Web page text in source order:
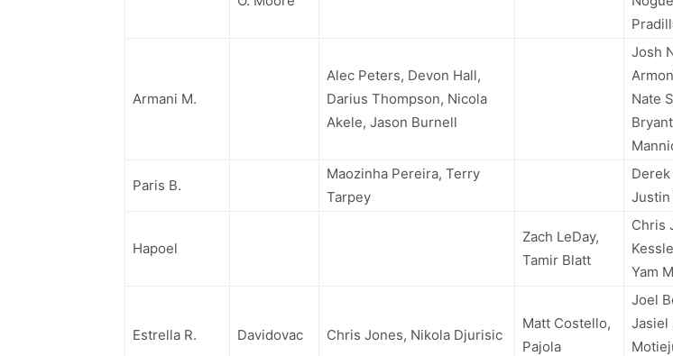
Armani M.
Alec Peters, Devon Hall,
Darius Thompson, Nicola
Akele, Jason Burnell
Josh
Nate
Paris B.
Maozinha Pereira, Terry
Tarpey
Justin
Hapoel
Zach LeDay,
Tamir Blatt
Chris
Yam
Estrella R. Davidovac Chris Jones, Nikola Djurisic
Matt Costello,
Pajola
Joel
Jasiel